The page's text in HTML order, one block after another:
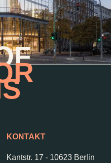
Jobs
Storeplan
KONTAKT
Kantstr. 17 - 10623 Berlin